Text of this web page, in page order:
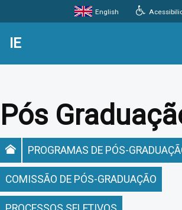
English
IE
Pós
PROGRAMAS DE PÓS-
COMISSÃO DE PÓS-GRADUAÇÃO